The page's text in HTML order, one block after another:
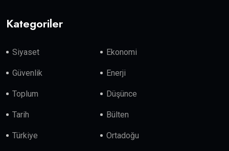
Kategoriler
Siyaset Ekonomi
Güvenlik Enerji
Toplum Düşünce
Tarih Bülten
Türkiye Ortadoğu